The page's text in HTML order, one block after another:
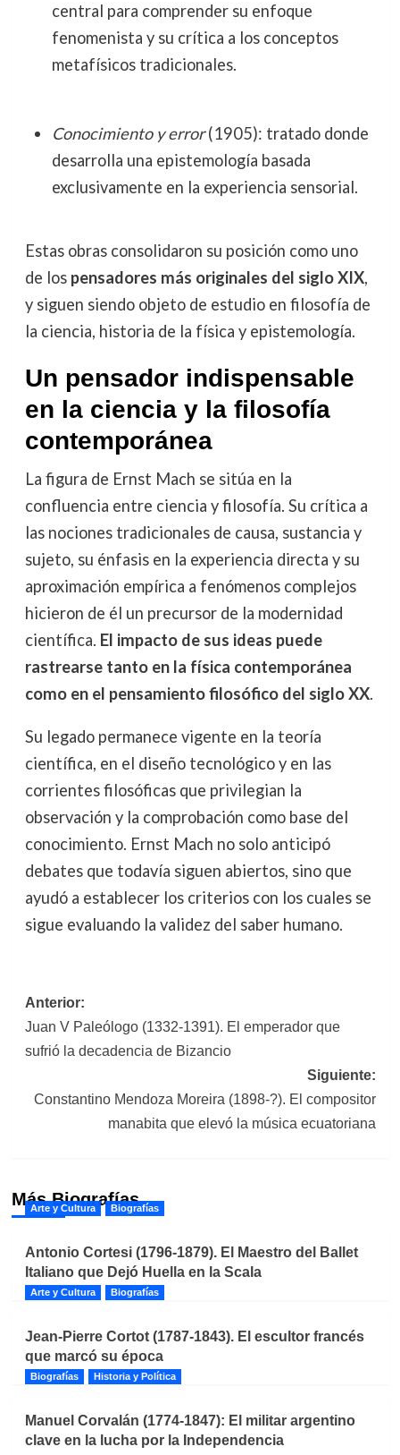
central para comprender su enfoque
fenomenista y su crítica a los conceptos
metafísicos tradicionales.
Conocimiento y error(1905): tratado donde
desarrolla una epistemología basada
exclusivamente en la experiencia sensorial.
Estas obras consolidaron su posición como uno
de los pensadores más originales del siglo XIX,
y siguen siendo objeto de estudio en filosofía de
la ciencia, historia de la física y epistemología.
Un pensador indispensable
en la ciencia y la filosofía
contemporánea
La figura de Ernst Mach se sitúa en la
confluencia entre ciencia y filosofía. Su crítica a
las nociones tradicionales de causa, sustancia y
sujeto, su énfasis en la experiencia directa y su
aproximación empírica a fenómenos complejos
hicieron de él un precursor de la modernidad
científica. El impacto de sus ideas puede
rastrearse tanto en la física contemporánea
como en el pensamiento filosófico del siglo XX.
Su legado permanece vigente en la teoría
científica, en el diseño tecnológico y en las
corrientes filosóficas que privilegian la
observación y la comprobación como base del
conocimiento. Ernst Mach no solo anticipó
debates que todavía siguen abiertos, sino que
ayudó a establecer los criterios con los cuales se
sigue evaluando la validez del saber humano.
Navegación
de
Anterior:
Juan V Paleólogo (1332-1391). El emperador que
sufrió la decadencia de Bizancio
Siguiente:
Constantino Mendoza Moreira (1898-?). El compositor
manabita que elevó la música ecuatoriana
Más Biografías
Arte y Cultura Biografías
Antonio Cortesi (1796-1879). El Maestro del Ballet
Italiano que Dejó Huella en la Scala
Arte y Cultura Biografías
Jean-Pierre Cortot (1787-1843). El escultor francés
que marcó su época
Biografías Historia y Política
Manuel Corvalán (1774-1847): El militar argentino
clave en la lucha por la Independencia